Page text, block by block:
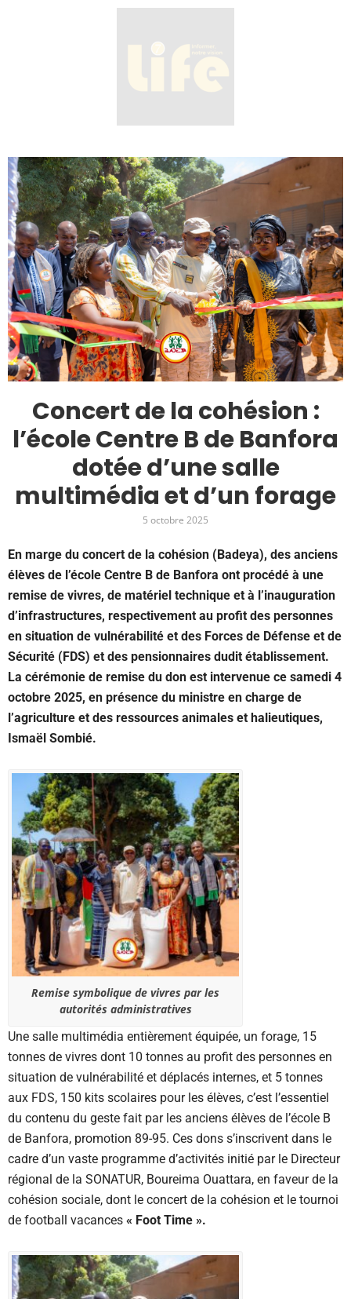
Concert de la cohésion :
l’école Centre B de Banfora
dotée d’une salle
multimédia et d’un forage
5 octobre 2025
En marge du concert de la cohésion (Badeya), des anciens
élèves de l’école Centre B de Banfora ont procédé à une
remise de vivres, de matériel technique et à l’inauguration
d’infrastructures, respectivement au profit des personnes
en situation de vulnérabilité et des Forces de Défense et de
Sécurité (FDS) et des pensionnaires dudit établissement.
La cérémonie de remise du don est intervenue ce samedi 4
octobre 2025, en présence du ministre en charge de
l’agriculture et des ressources animales et halieutiques,
Ismaël Sombié.
Remise symbolique de vivres par les
autorités administratives
Une salle multimédia entièrement équipée, un forage, 15
tonnes de vivres dont 10 tonnes au profit des personnes en
situation de vulnérabilité et déplacés internes, et 5 tonnes
aux FDS, 150 kits scolaires pour les élèves, c’est l’essentiel
du contenu du geste fait par les anciens élèves de l’école B
de Banfora, promotion 89-95. Ces dons s’inscrivent dans le
cadre d’un vaste programme d’activités initié par le Directeur
régional de la SONATUR, Boureima Ouattara, en faveur de la
cohésion sociale, dont le concert de la cohésion et le tournoi
de football vacances « Foot Time ».